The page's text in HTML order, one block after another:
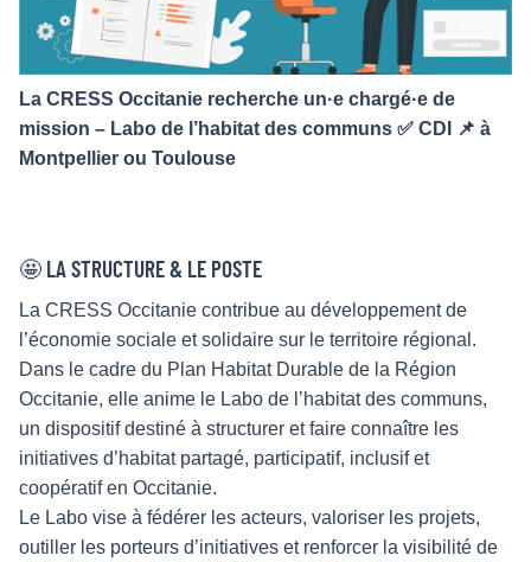
La CRESS Occitanie recherche un·e chargé·e de
mission – Labo de l’habitat des communs ✅ CDI 📌 à
Montpellier ou Toulouse
🤩 LA STRUCTURE & LE POSTE
La CRESS Occitanie contribue au développement de
l’économie sociale et solidaire sur le territoire régional.
Dans le cadre du Plan Habitat Durable de la Région
Occitanie, elle anime le Labo de l’habitat des communs,
un dispositif destiné à structurer et faire connaître les
initiatives d’habitat partagé, participatif, inclusif et
coopératif en Occitanie.
Le Labo vise à fédérer les acteurs, valoriser les projets,
outiller les porteurs d’initiatives et renforcer la visibilité de